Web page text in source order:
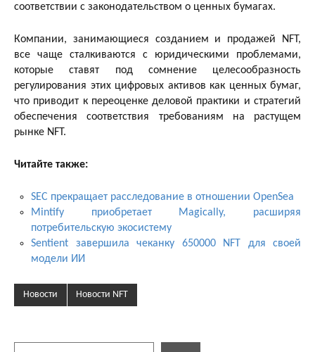
соответствии с законодательством о ценных бумагах.
Компании, занимающиеся созданием и продажей NFT,
все чаще сталкиваются с юридическими проблемами,
которые ставят под сомнение целесообразность
регулирования этих цифровых активов как ценных бумаг,
что приводит к переоценке деловой практики и стратегий
обеспечения соответствия требованиям на растущем
рынке NFT.
Читайте также:
SEC прекращает расследование в отношении OpenSea
Mintify приобретает Magically, расширяя
потребительскую экосистему
Sentient завершила чеканку 650000 NFT для своей
модели ИИ
Новости Новости NFT